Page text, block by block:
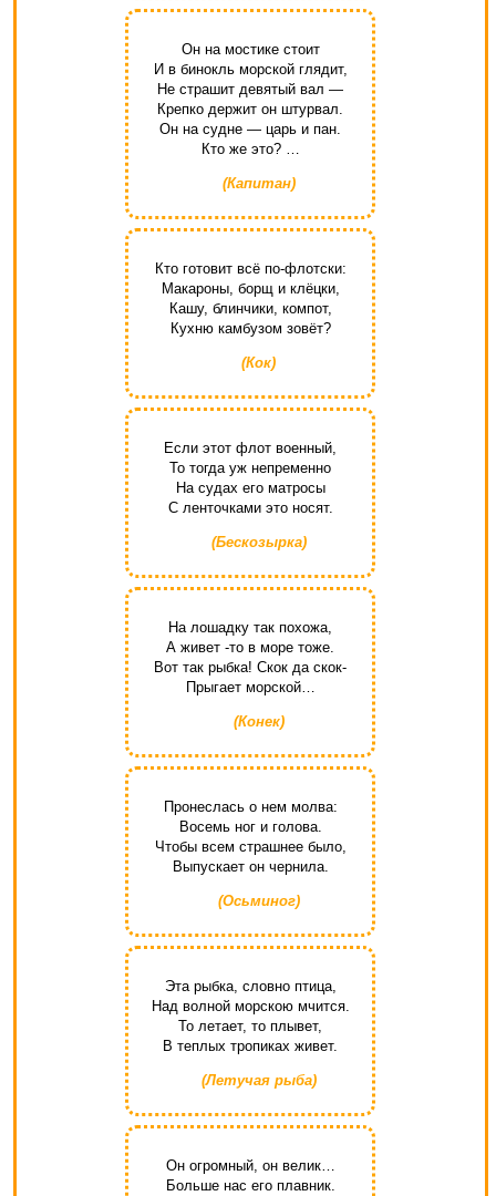
Он на мостике стоит
И в бинокль морской глядит,
Не страшит девятый вал —
Крепко держит он штурвал.
Он на судне — царь и пан.
Кто же это? …
(Капитан)
Кто готовит всё по-флотски:
Макароны, борщ и клёцки,
Кашу, блинчики, компот,
Кухню камбузом зовёт?
(Кок)
Если этот флот военный,
То тогда уж непременно
На судах его матросы
С ленточками это носят.
(Бескозырка)
На лошадку так похожа,
А живет -то в море тоже.
Вот так рыбка! Скок да скок-
Прыгает морской…
(Конек)
Пронеслась о нем молва:
Восемь ног и голова.
Чтобы всем страшнее было,
Выпускает он чернила.
(Осьминог)
Эта рыбка, словно птица,
Над волной морскою мчится.
То летает, то плывет,
В теплых тропиках живет.
(Летучая рыба)
Он огромный, он велик…
Больше нас его плавник.